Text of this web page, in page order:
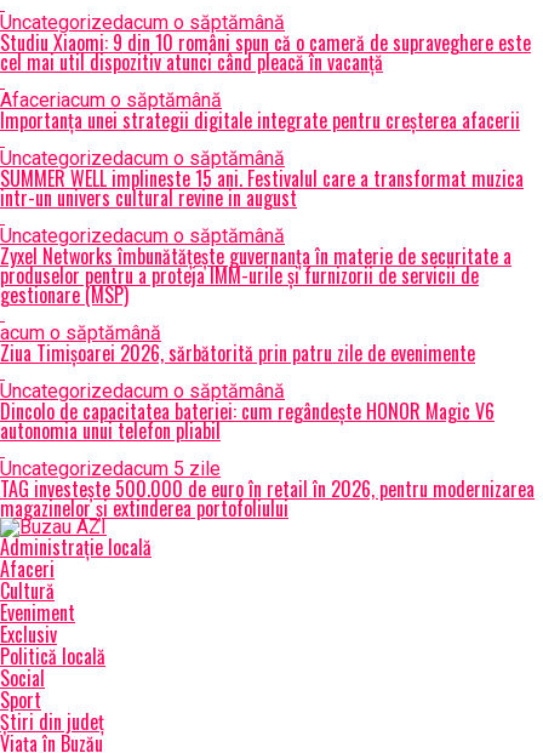
Uncategorizedacum o săptămână
Studiu Xiaomi: 9 din 10 români spun că o cameră de supraveghere este
cel mai util dispozitiv atunci când pleacă în vacanță
Afaceriacum o săptămână
Importanța unei strategii digitale integrate pentru creșterea afacerii
Uncategorizedacum o săptămână
SUMMER WELL implineste 15 ani. Festivalul care a transformat muzica
intr-un univers cultural revine in august
Uncategorizedacum o săptămână
Zyxel Networks îmbunătățește guvernanța în materie de securitate a
produselor pentru a proteja IMM-urile și furnizorii de servicii de
gestionare (MSP)
acum o săptămână
Ziua Timișoarei 2026, sărbătorită prin patru zile de evenimente
Uncategorizedacum o săptămână
Dincolo de capacitatea bateriei: cum regândește HONOR Magic V6
autonomia unui telefon pliabil
Uncategorizedacum 5 zile
TAG investește 500.000 de euro în retail în 2026, pentru modernizarea
magazinelor și extinderea portofoliului
Administrație locală
Afaceri
Cultură
Eveniment
Exclusiv
Politică locală
Social
Sport
Știri din județ
Viața în Buzău